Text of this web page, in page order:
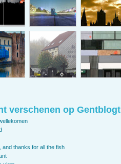
verschenen op Gentblogt
and thanks for all the fish